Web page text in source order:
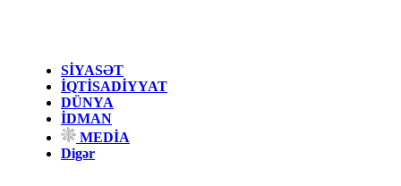
SİYASƏT
İQTİSADİYYAT
DÜNYA
İDMAN
MEDİA
Digər